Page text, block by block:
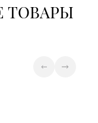
56
д. 67
ТОВАРЫ